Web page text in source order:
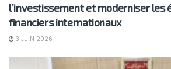
l’investissement et moderniser les
financiers internationaux
3 JUIN 2026